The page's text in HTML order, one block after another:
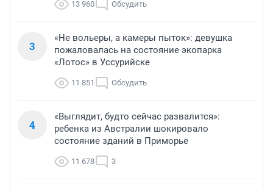
13 960 Обсудить
3
«Не вольеры, а камеры пыток»: девушка
пожаловалась на состояние экопарка
«Лотос» в Уссурийске
11 851 Обсудить
4
«Выглядит, будто сейчас развалится»:
ребенка из Австралии шокировало
состояние зданий в Приморье
11 678 3